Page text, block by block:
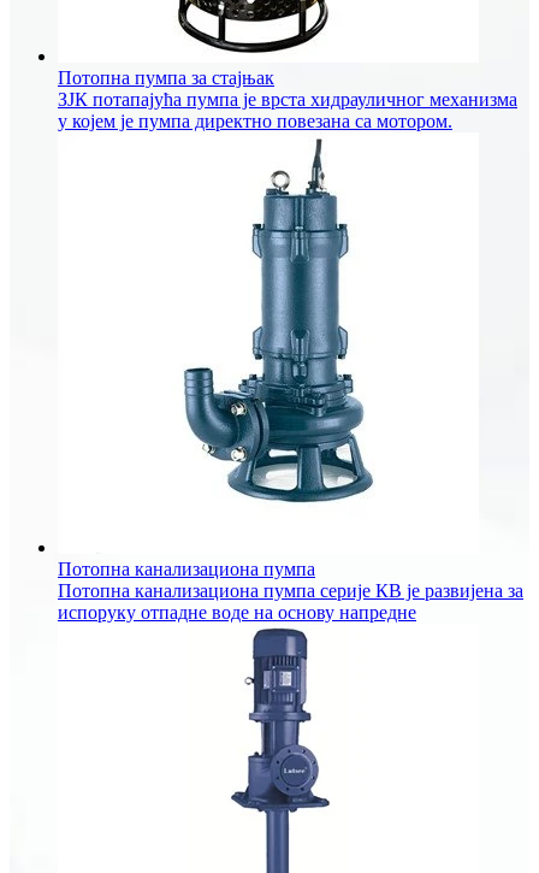
Потопна пумпа за стајњак
ЗЈК потапајућа пумпа је врста хидрауличног механизма
у којем је пумпа директно повезана са мотором.
Потопна канализациона пумпа
Потопна канализациона пумпа серије КВ је развијена за
испоруку отпадне воде на основу напредне